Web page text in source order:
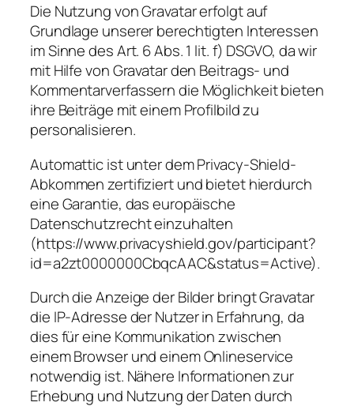
Die Nutzung von Gravatar erfolgt auf
Grundlage unserer berechtigten Interessen
im Sinne des Art. 6 Abs. 1 lit. f) DSGVO, da wir
mit Hilfe von Gravatar den Beitrags- und
Kommentarverfassern die Möglichkeit bieten
ihre Beiträge mit einem Profilbild zu
personalisieren.
Automattic ist unter dem Privacy-Shield-
Abkommen zertifiziert und bietet hierdurch
eine Garantie, das europäische
Datenschutzrecht einzuhalten
(https://www.privacyshield.gov/participant?
id=a2zt0000000CbqcAAC&status=Active).
Durch die Anzeige der Bilder bringt Gravatar
die IP-Adresse der Nutzer in Erfahrung, da
dies für eine Kommunikation zwischen
einem Browser und einem Onlineservice
notwendig ist. Nähere Informationen zur
Erhebung und Nutzung der Daten durch